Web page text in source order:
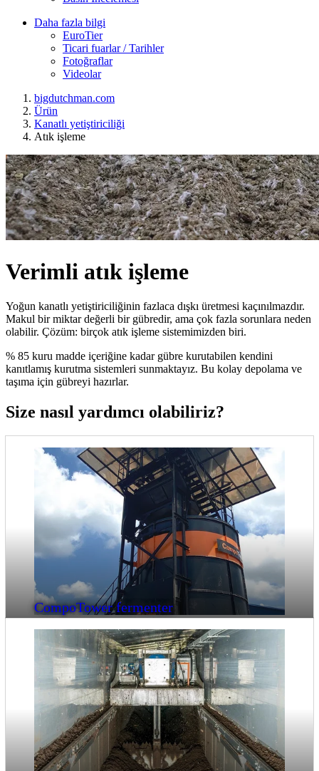
Daha fazla bilgi
EuroTier
Ticari fuarlar / Tarihler
Fotoğraflar
Videolar
bigdutchman.com
Ürün
Kanatlı yetiştiriciliği
Atık işleme
Verimli atık işleme
Yoğun kanatlı yetiştiriciliğinin fazlaca dışkı üretmesi kaçınılmazdır.
Makul bir miktar değerli bir gübredir, ama çok fazla sorunlara neden
olabilir. Çözüm: birçok atık işleme sistemimizden biri.
% 85 kuru madde içeriğine kadar gübre kurutabilen kendini
kanıtlamış kurutma sistemleri sunmaktayız. Bu kolay depolama ve
taşıma için gübreyi hazırlar.
Size nasıl yardımcı olabiliriz?
CompoTower fermenter